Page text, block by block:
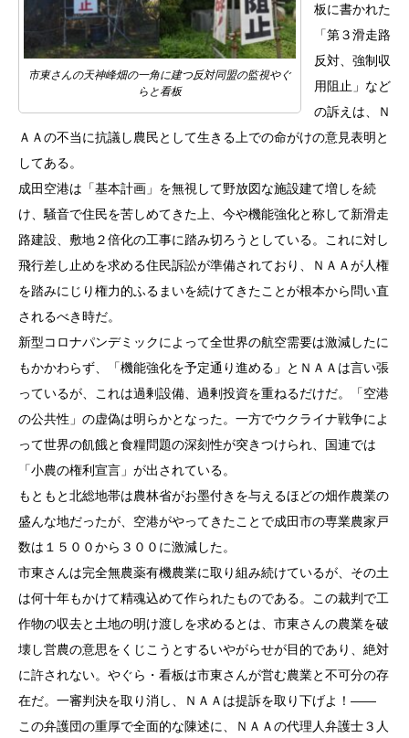
市東さんの天神峰畑の一角に建つ反対同盟の監視やぐ
らと看板
板に書かれた
「第３滑走路
反対、強制収
用阻止」など
の訴えは、Ｎ
ＡＡの不当に抗議し農民として生きる上での命がけの意見表明と
してある。
成田空港は「基本計画」を無視して野放図な施設建て増しを続
け、騒音で住民を苦しめてきた上、今や機能強化と称して新滑走
路建設、敷地２倍化の工事に踏み切ろうとしている。これに対し
飛行差し止めを求める住民訴訟が準備されており、ＮＡＡが人権
を踏みにじり権力的ふるまいを続けてきたことが根本から問い直
されるべき時だ。
新型コロナパンデミックによって全世界の航空需要は激減したに
もかかわらず、「機能強化を予定通り進める」とＮＡＡは言い張
っているが、これは過剰設備、過剰投資を重ねるだけだ。「空港
の公共性」の虚偽は明らかとなった。一方でウクライナ戦争によ
って世界の飢餓と食糧問題の深刻性が突きつけられ、国連では
「小農の権利宣言」が出されている。
もともと北総地帯は農林省がお墨付きを与えるほどの畑作農業の
盛んな地だったが、空港がやってきたことで成田市の専業農家戸
数は１５００から３００に激減した。
市東さんは完全無農薬有機農業に取り組み続けているが、その土
は何十年もかけて精魂込めて作られたものである。この裁判で工
作物の収去と土地の明け渡しを求めるとは、市東さんの農業を破
壊し営農の意思をくじこうとするいやがらせが目的であり、絶対
に許されない。やぐら・看板は市東さんが営む農業と不可分の存
在だ。一審判決を取り消し、ＮＡＡは提訴を取り下げよ！――
この弁護団の重厚で全面的な陳述に、ＮＡＡの代理人弁護士３人